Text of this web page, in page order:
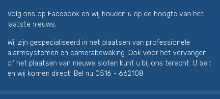
Volg ons op Facebook en wij houden u op de hoogte van het
laatste nieuws.
Wij zijn gespecialiseerd in het plaatsen van professionele
alarmsystemen en camerabewaking. Ook voor het vervangen
of het plaatsen van nieuwe sloten kunt u bij ons terecht. U belt
en wij komen direct! Bel nu 0516 - 662108